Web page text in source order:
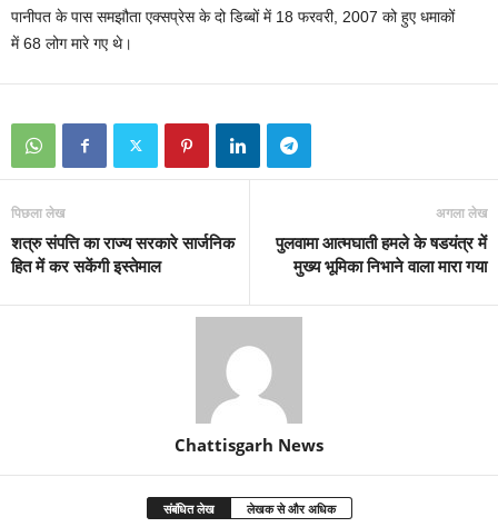
पानीपत के पास समझौता एक्सप्रेस के दो डिब्बों में 18 फरवरी, 2007 को हुए धमाकों
में 68 लोग मारे गए थे।
पिछला लेख
शत्रु संपत्ति का राज्य सरकारे सार्जनिक
हित में कर सकेंगी इस्तेमाल
अगला लेख
पुलवामा आत्मघाती हमले के षडयंत्र में
मुख्य भूमिका निभाने वाला मारा गया
Chattisgarh News
संबंधित लेख लेखक से और अधिक